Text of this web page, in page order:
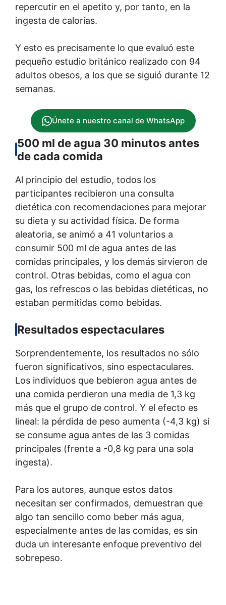
repercutir en el apetito y, por tanto, en la
ingesta de calorías.
Y esto es precisamente lo que evaluó este
pequeño estudio británico realizado con 94
adultos obesos, a los que se siguió durante 12
semanas.
Únete a nuestro canal de WhatsApp
500 ml de agua 30 minutos antes
de cada comida
Al principio del estudio, todos los
participantes recibieron una consulta
dietética con recomendaciones para mejorar
su dieta y su actividad física. De forma
aleatoria, se animó a 41 voluntarios a
consumir 500 ml de agua antes de las
comidas principales, y los demás sirvieron de
control. Otras bebidas, como el agua con
gas, los refrescos o las bebidas dietéticas, no
estaban permitidas como bebidas.
Resultados espectaculares
Sorprendentemente, los resultados no sólo
fueron significativos, sino espectaculares.
Los individuos que bebieron agua antes de
una comida perdieron una media de 1,3 kg
más que el grupo de control. Y el efecto es
lineal: la pérdida de peso aumenta (-4,3 kg) si
se consume agua antes de las 3 comidas
principales (frente a -0,8 kg para una sola
ingesta).
Para los autores, aunque estos datos
necesitan ser confirmados, demuestran que
algo tan sencillo como beber más agua,
especialmente antes de las comidas, es sin
duda un interesante enfoque preventivo del
sobrepeso.